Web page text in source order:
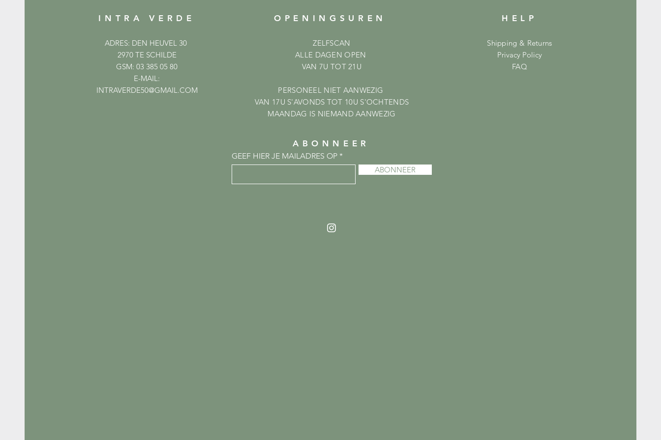
INTRA VERDE
ADRES: DEN HEUVEL 30
2970 TE SCHILDE
GSM: 03 385 05 80
E-MAIL:
INTRAVERDE50@GMAIL.COM
OPENINGSUREN
ZELFSCAN
ALLE DAGEN OPEN
VAN 7U TOT 21U
PERSONEEL NIET AANWEZIG
VAN 17U S'AVONDS TOT 10U S'OCHTENDS
MAANDAG IS NIEMAND AANWEZIG
HELP
Shipping & Returns
Privacy Policy
FAQ
ABONNEER
GEEF HIER JE MAILADRES OP
ABONNEER